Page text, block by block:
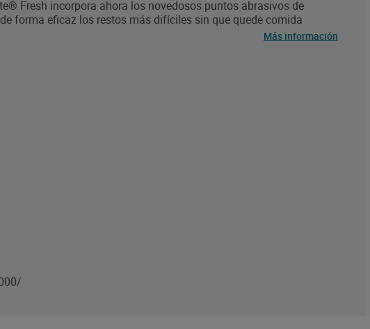
Fresh incorpora ahora los novedosos puntos abrasivos de
forma eficaz los restos más difíciles sin que quede comida
quemados difíciles con este estropajo que se mantiene limpio. Su
Más información